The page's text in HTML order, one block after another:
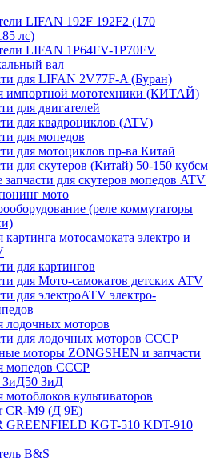
LIFAN 192F 192F2 (170
лс)
LIFAN 1Р64FV-1Р70FV
вал
для LIFAN 2V77F-A (Буран)
импортной мототехники (КИТАЙ)
для двигателей
для квадроциклов (ATV)
для мопедов
для мотоциклов пр-ва Китай
для скутеров (Китай) 50-150 кубсм
для скутеров мопедов ATV
мото
(реле коммутаторы
картинга мотосамоката электро и
для картингов
для Мото-самокатов детских ATV
для электроATV электро-
лодочных моторов
для лодочных моторов СССР
моторы ZONGSHEN и запчасти
мопедов СССР
ЗиД50 ЗиД
мотоблоков культиваторов
CR-M9 (Д 9Е)
GREENFIELD KGT-510 KDT-910
B&S